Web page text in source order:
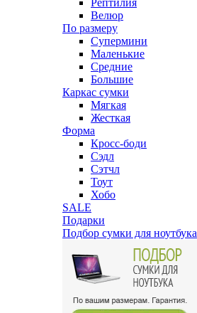
Рептилия
Велюр
По размеру
Супермини
Маленькие
Средние
Большие
Каркас сумки
Мягкая
Жесткая
Форма
Кросс-боди
Сэдл
Сэтчл
Тоут
Хобо
SALE
Подарки
Подбор сумки для ноутбука